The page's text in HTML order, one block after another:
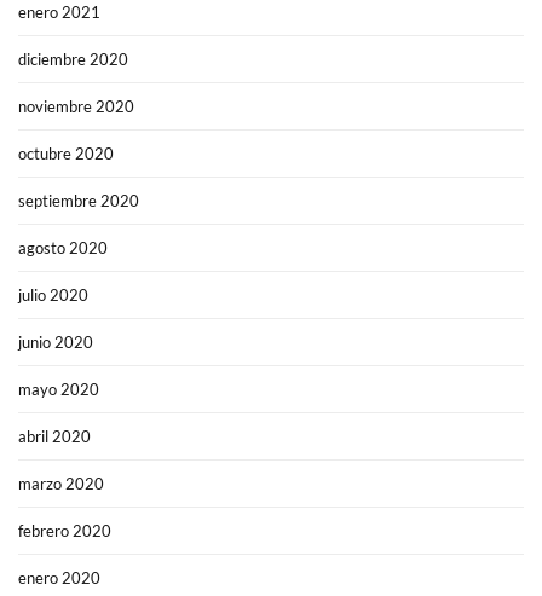
enero 2021
diciembre 2020
noviembre 2020
octubre 2020
septiembre 2020
agosto 2020
julio 2020
junio 2020
mayo 2020
abril 2020
marzo 2020
febrero 2020
enero 2020